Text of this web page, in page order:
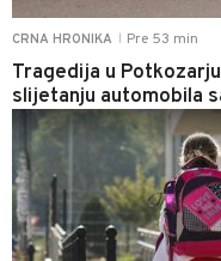
CRNA HRONIKA Pre 53 min
Tragedija u
slijetanju automobila